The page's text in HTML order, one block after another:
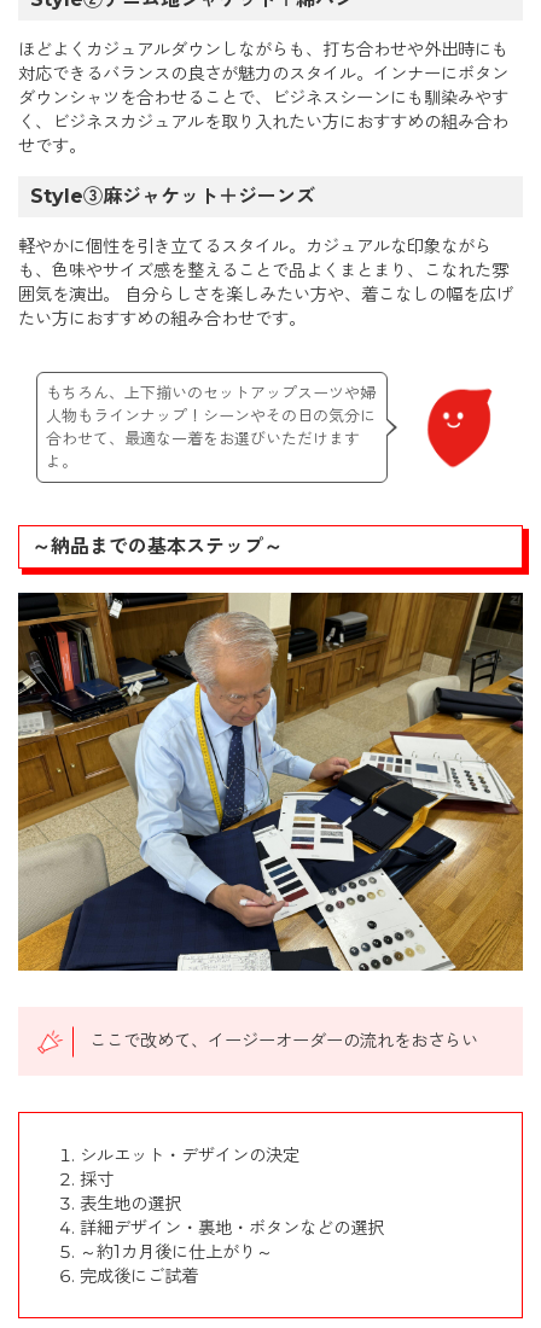
ほどよくカジュアルダウンしながらも、打ち合わせや外出時にも
対応できるバランスの良さが魅力のスタイル。インナーにボタン
ダウンシャツを合わせることで、ビジネスシーンにも馴染みやす
く、ビジネスカジュアルを取り入れたい方におすすめの組み合わ
せです。
Style③麻ジャケット＋ジーンズ
軽やかに個性を引き立てるスタイル。カジュアルな印象ながら
も、色味やサイズ感を整えることで品よくまとまり、こなれた雰
囲気を演出。 自分らしさを楽しみたい方や、着こなしの幅を広げ
たい方におすすめの組み合わせです。
もちろん、上下揃いのセットアップスーツや婦
人物もラインナップ！シーンやその日の気分に
合わせて、最適な一着をお選びいただけます
よ。
～納品までの基本ステップ～
ここで改めて、イージーオーダーの流れをおさらい
シルエット・デザインの決定
採寸
表生地の選択
詳細デザイン・裏地・ボタンなどの選択
～約1カ月後に仕上がり～
完成後にご試着